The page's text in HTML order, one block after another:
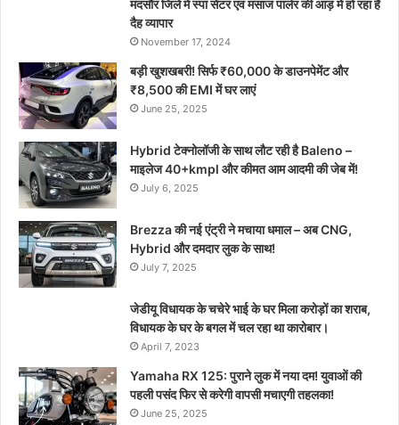
मंदसौर जिले में स्पा सेंटर एव मसाज पार्लर की आड़ मे हो रहा है
दैह व्यापार
November 17, 2024
बड़ी खुशखबरी! सिर्फ ₹60,000 के डाउनपेमेंट और
₹8,500 की EMI में घर लाएं
June 25, 2025
Hybrid टेक्नोलॉजी के साथ लौट रही है Baleno –
माइलेज 40+kmpl और कीमत आम आदमी की जेब में!
July 6, 2025
Brezza की नई एंट्री ने मचाया धमाल – अब CNG,
Hybrid और दमदार लुक के साथ!
July 7, 2025
जेडीयू विधायक के चचेरे भाई के घर मिला करोड़ों का शराब,
विधायक के घर के बगल में चल रहा था कारोबार।
April 7, 2023
Yamaha RX 125: पुराने लुक में नया दम! युवाओं की
पहली पसंद फिर से करेगी वापसी मचाएगी तहलका!
June 25, 2025